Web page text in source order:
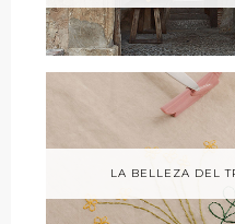
LA BELLEZA DEL